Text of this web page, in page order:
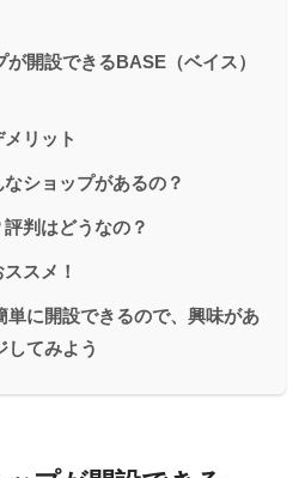
開設できるBASE（ベイス）
リット
ショップがあるの？
判はどうなの？
スメ！
単に開設できるので、興味があ
してみよう